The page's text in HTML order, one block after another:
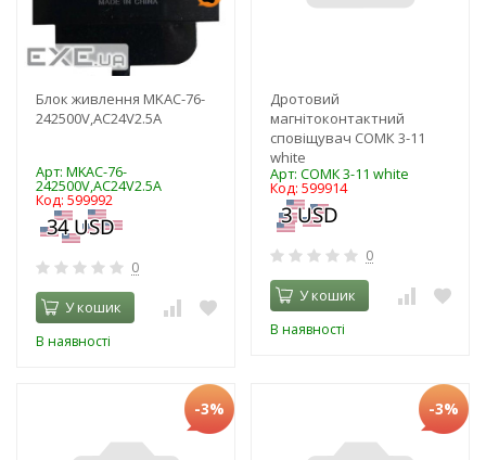
Блок живлення MKAC-76-
242500V,AC24V2.5A
Арт: MKAC-76-
242500V,AC24V2.5A
Код: 599992
0
У кошик
В наявності
Дротовий
магнітоконтактний
сповіщувач СОМК 3-11
white
Арт: СОМК 3-11 white
Код: 599914
0
У кошик
В наявності
-3% -3%